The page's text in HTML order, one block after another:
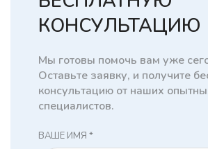
КОНСУЛЬТАЦИЮ
Мы готовы помочь вам уже
Оставьте заявку, и получите
консультацию от наших
специалистов.
ВАШЕ ИМЯ *